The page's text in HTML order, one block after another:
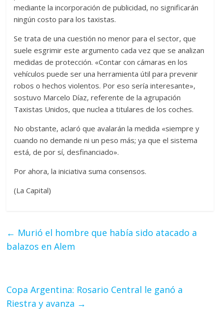
mediante la incorporación de publicidad, no significarán
ningún costo para los taxistas.
Se trata de una cuestión no menor para el sector, que
suele esgrimir este argumento cada vez que se analizan
medidas de protección. «Contar con cámaras en los
vehículos puede ser una herramienta útil para prevenir
robos o hechos violentos. Por eso sería interesante»,
sostuvo Marcelo Díaz, referente de la agrupación
Taxistas Unidos, que nuclea a titulares de los coches.
No obstante, aclaró que avalarán la medida «siempre y
cuando no demande ni un peso más; ya que el sistema
está, de por sí, desfinanciado».
Por ahora, la iniciativa suma consensos.
(La Capital)
← Murió el hombre que había sido atacado a
balazos en Alem
Copa Argentina: Rosario Central le ganó a
Riestra y avanza →